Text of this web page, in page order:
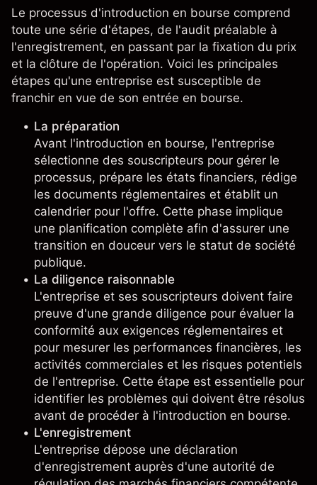
Le processus d'introduction en bourse comprend
toute une série d'étapes, de l'audit préalable à
l'enregistrement, en passant par la fixation du prix
et la clôture de l'opération. Voici les principales
étapes qu'une entreprise est susceptible de
franchir en vue de son entrée en bourse.
La préparation
Avant l'introduction en bourse, l'entreprise
sélectionne des souscripteurs pour gérer le
processus, prépare les états financiers, rédige
les documents réglementaires et établit un
calendrier pour l'offre. Cette phase implique
une planification complète afin d'assurer une
transition en douceur vers le statut de société
publique.
La diligence raisonnable
L'entreprise et ses souscripteurs doivent faire
preuve d'une grande diligence pour évaluer la
conformité aux exigences réglementaires et
pour mesurer les performances financières, les
activités commerciales et les risques potentiels
de l'entreprise. Cette étape est essentielle pour
identifier les problèmes qui doivent être résolus
avant de procéder à l'introduction en bourse.
L'enregistrement
L'entreprise dépose une déclaration
d'enregistrement auprès d'une autorité de